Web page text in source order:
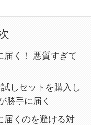
届く！ 悪質すぎて
しセットを購入し
勝手に届く
届くのを避ける対